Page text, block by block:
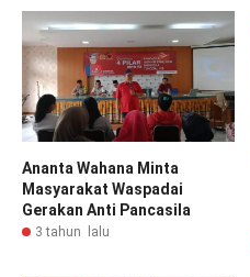
Ananta Wahana Minta
Masyarakat Waspadai
Gerakan Anti Pancasila
3 tahun lalu